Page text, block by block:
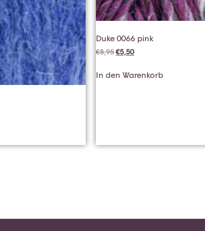
Duke 0066 pink
€8,95€5,50
In den Warenkorb